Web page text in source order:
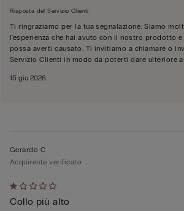
Risposta del Servizio Clienti
Ti ringraziamo per la tua segnalazione. Siamo
l'esperienza che hai avuto con il nostro prodotto
possa averti causato. Ti invitiamo a chiamare o
Servizio Clienti in modo da poterti dare ulteriore
15 giu 2026
Valutato
1
Gerardo C
Acquirente verificato
Collo più alto